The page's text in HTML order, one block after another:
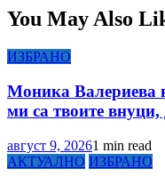
You May Also
ИЗБРАНО
Моника Валериева
ми са твоите внуци,
август 9, 20261 min read
АКТУАЛНО ИЗБРАНО